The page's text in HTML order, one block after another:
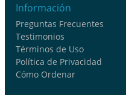
Información
Preguntas Frecuentes
Testimonios
Términos de Uso
Política de Privacidad
Cómo Ordenar